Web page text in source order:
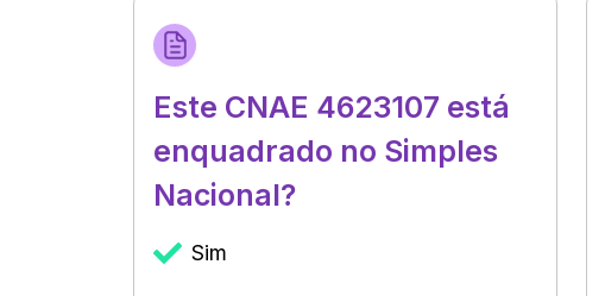
Este CNAE 4623107 está
enquadrado no Simples
Nacional?
Sim